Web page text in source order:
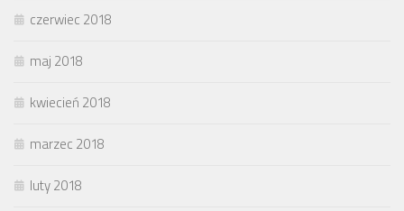
czerwiec 2018
maj 2018
kwiecień 2018
marzec 2018
luty 2018